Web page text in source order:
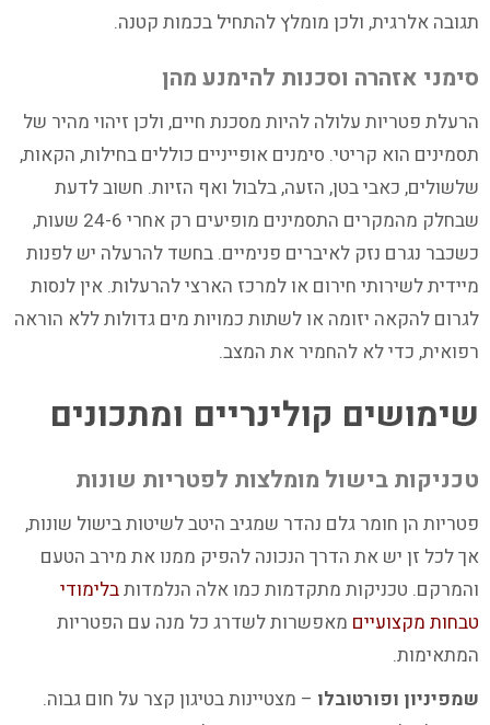
תגובה אלרגית, ולכן מומלץ להתחיל בכמות קטנה.
סימני אזהרה וסכנות להימנע מהן
הרעלת פטריות עלולה להיות מסכנת חיים, ולכן זיהוי מהיר של
תסמינים הוא קריטי. סימנים אופייניים כוללים בחילות, הקאות,
שלשולים, כאבי בטן, הזעה, בלבול ואף הזיות. חשוב לדעת
שבחלק מהמקרים התסמינים מופיעים רק אחרי 24-6 שעות,
כשכבר נגרם נזק לאיברים פנימיים. בחשד להרעלה יש לפנות
מיידית לשירותי חירום או למרכז הארצי להרעלות. אין לנסות
לגרום להקאה יזומה או לשתות כמויות מים גדולות ללא הוראה
רפואית, כדי לא להחמיר את המצב.
שימושים קולינריים ומתכונים
טכניקות בישול מומלצות לפטריות שונות
פטריות הן חומר גלם נהדר שמגיב היטב לשיטות בישול שונות,
אך לכל זן יש את הדרך הנכונה להפיק ממנו את מירב הטעם
והמרקם. טכניקות מתקדמות כמו אלה הנלמדותבלימודי
טבחות מקצועיים מאפשרות לשדרג כל מנה עם הפטריות
המתאימות.
שמפיניון ופורטובלו – מצטיינות בטיגון קצר על חום גבוה.